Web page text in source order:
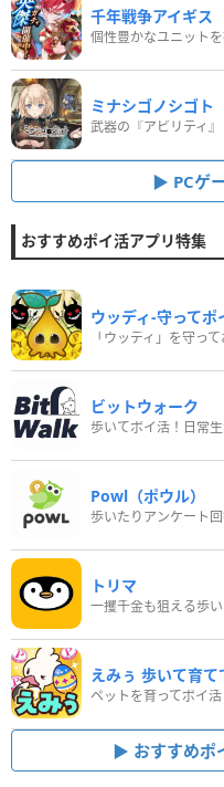
千年戦争アイギス
個性豊かなユニット
ミナシゴノシゴト
PCゲ
おすすめポイ活アプリ特集
ウッディ‐守ってポ
「ウッディ」を守っ
ビットウォーク
Powl（ポウル）
トリマ
一攫千金も狙える歩
えみぅ 歩いて育て
おすすめポ